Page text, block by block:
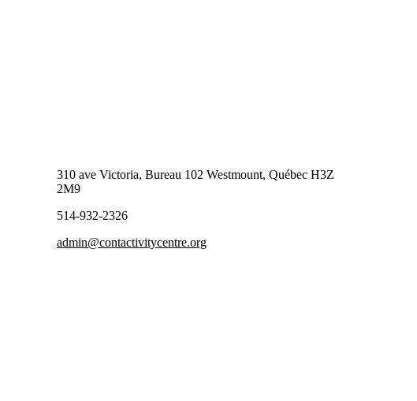
310 ave Victoria, Bureau 102 Westmount, Québec H3Z
2M9
514-932-2326
admin@contactivitycentre.org